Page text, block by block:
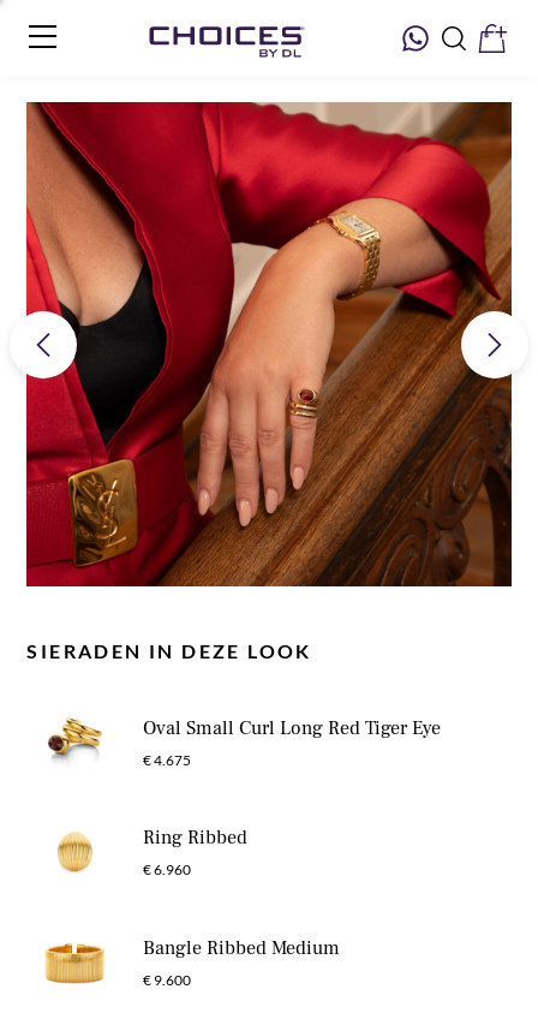
SIERADEN IN DEZE LOOK
Oval Small Curl Long Red Tiger Eye
€ 4.675
Ring Ribbed
€ 6.960
Bangle Ribbed Medium
€ 9.600